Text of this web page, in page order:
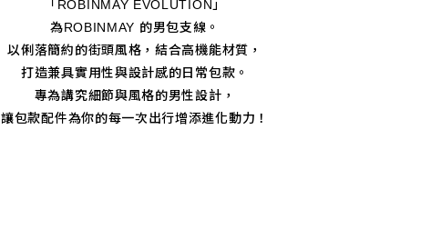
「ROBINMAY EVOLUTION」
為ROBINMAY 的男包支線。
以俐落簡約的街頭風格，結合高機能材質，
打造兼具實用性與設計感的日常包款。
專為講究細節與風格的男性設計，
讓包款配件為你的每一次出行增添進化動力！